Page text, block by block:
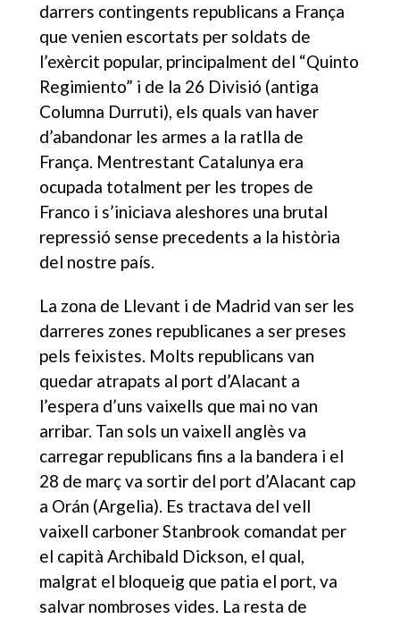
darrers contingents republicans a França
que venien escortats per soldats de
l’exèrcit popular, principalment del “Quinto
Regimiento” i de la 26 Divisió (antiga
Columna Durruti), els quals van haver
d’abandonar les armes a la ratlla de
França. Mentrestant Catalunya era
ocupada totalment per les tropes de
Franco i s’iniciava aleshores una brutal
repressió sense precedents a la història
del nostre país.
La zona de Llevant i de Madrid van ser les
darreres zones republicanes a ser preses
pels feixistes. Molts republicans van
quedar atrapats al port d’Alacant a
l’espera d’uns vaixells que mai no van
arribar. Tan sols un vaixell anglès va
carregar republicans fins a la bandera i el
28 de març va sortir del port d’Alacant cap
a Orán (Argelia). Es tractava del vell
vaixell carboner Stanbrook comandat per
el capità Archibald Dickson, el qual,
malgrat el bloqueig que patia el port, va
salvar nombroses vides. La resta de